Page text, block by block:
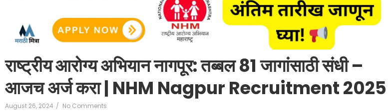
राष्ट्रीय आरोग्य अभियान नागपूर: तब्बल 81 जागांसाठी संधी –
आजच अर्ज करा | NHM Nagpur Recruitment 2025
August 26, 2024 / No Comments